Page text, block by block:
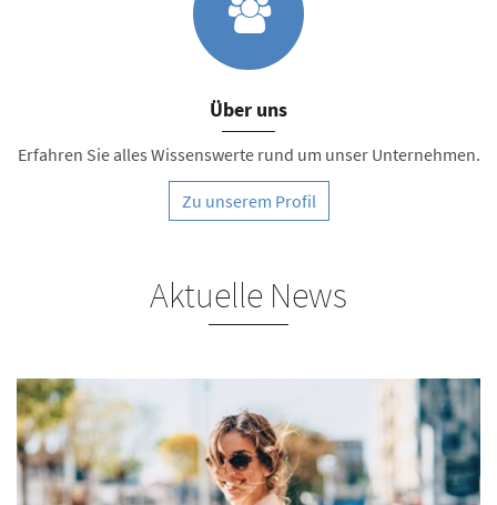
Über uns
Erfahren Sie alles Wissenswerte rund um unser Unternehmen.
Zu unserem Profil
Aktuelle News